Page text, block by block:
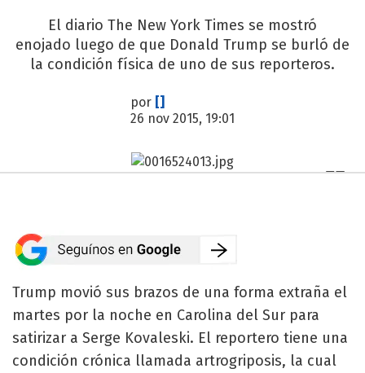
El diario The New York Times se mostró
enojado luego de que Donald Trump se burló de
la condición física de uno de sus reporteros.
por []
26 nov 2015, 19:01
Trump movió sus brazos de una forma extraña el
martes por la noche en Carolina del Sur para
satirizar a Serge Kovaleski. El reportero tiene una
condición crónica llamada artrogriposis, la cual